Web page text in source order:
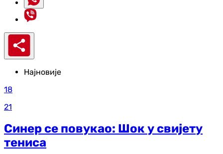
Најновије
18
21
Синер се повукао: Шок у свијету
тениса